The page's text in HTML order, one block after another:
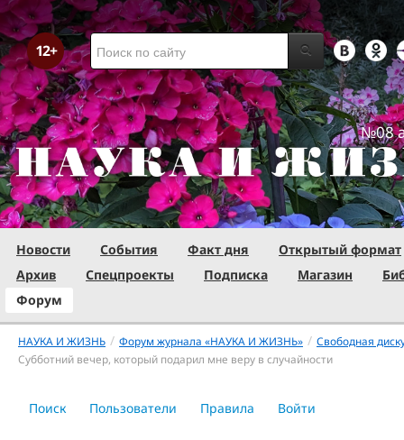
№08
Новости События Факт дня
Открытый формат
Архив
Спецпроекты Подписка Магазин
Форум
НАУКА И ЖИЗНЬ / Форум журнала «НАУКА И ЖИЗНЬ» / Свободная
Субботний вечер, который подарил мне веру в случайности
Поиск Пользователи Правила Войти